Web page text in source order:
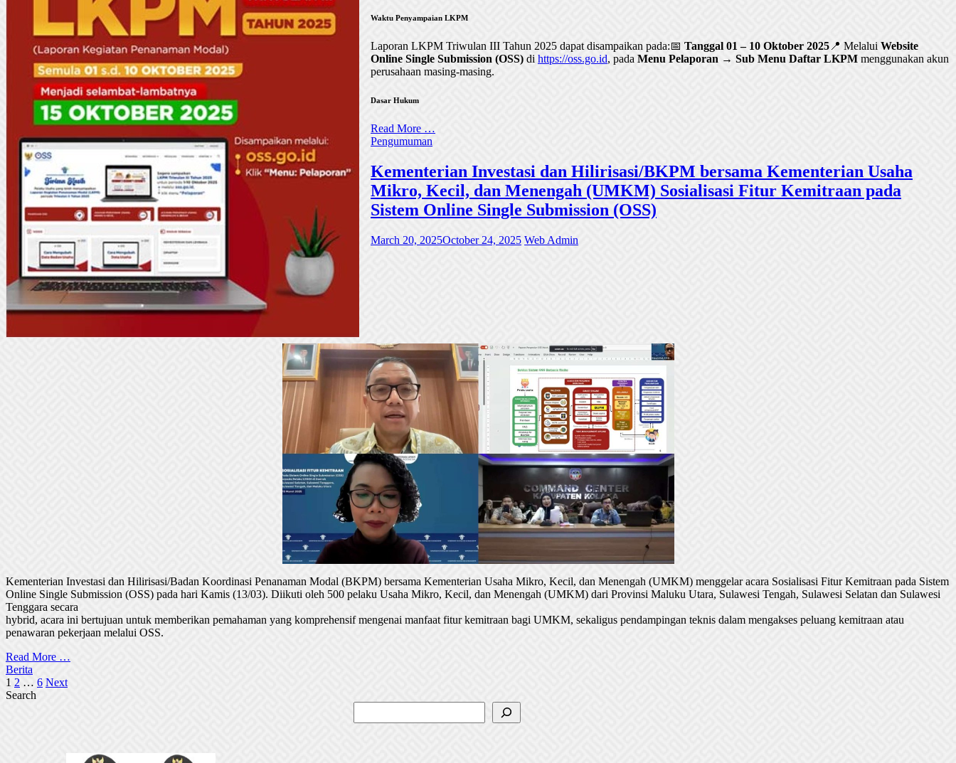
Waktu Penyampaian LKPM
Laporan LKPM Triwulan III Tahun 2025 dapat disampaikan pada:📅 Tanggal 01 – 10 Oktober 2025 📍 Melalui Website
Online Single Submission (OSS) di https://oss.go.id, pada Menu Pelaporan → Sub Menu Daftar LKPM menggunakan akun
perusahaan masing-masing.
Dasar Hukum
Read More …
Pengumuman
Kementerian Investasi dan Hilirisasi/BKPM bersama Kementerian Usaha
Mikro, Kecil, dan Menengah (UMKM) Sosialisasi Fitur Kemitraan pada
Sistem Online Single Submission (OSS)
March 20, 2025October 24, 2025 Web Admin
Kementerian Investasi dan Hilirisasi/Badan Koordinasi Penanaman Modal (BKPM) bersama Kementerian Usaha Mikro, Kecil, dan Menengah (UMKM) menggelar acara Sosialisasi Fitur Kemitraan pada Sistem
Online Single Submission (OSS) pada hari Kamis (13/03). Diikuti oleh 500 pelaku Usaha Mikro, Kecil, dan Menengah (UMKM) dari Provinsi Maluku Utara, Sulawesi Tengah, Sulawesi Selatan dan Sulawesi
Tenggara secara
hybrid, acara ini bertujuan untuk memberikan pemahaman yang komprehensif mengenai manfaat fitur kemitraan bagi UMKM, sekaligus pendampingan teknis dalam mengakses peluang kemitraan atau
penawaran pekerjaan melalui OSS.
Read More …
Berita
Posts
pagination
1 2 … 6 Next
Search